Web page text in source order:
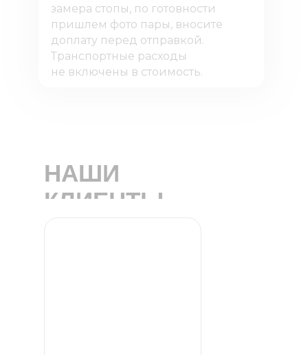
замера стопы, по готовности
пришлем фото пары, вносите
доплату перед отправкой.
Транспортные расходы
не включены в стоимость.
НАШИ
КЛИЕНТЫ